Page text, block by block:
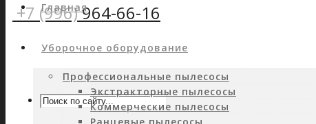
+7 (996)964-66-16
Главная
Уборочное оборудование
Профессиональные пылесосы
Экстракторные пылесосы
Коммерческие пылесосы